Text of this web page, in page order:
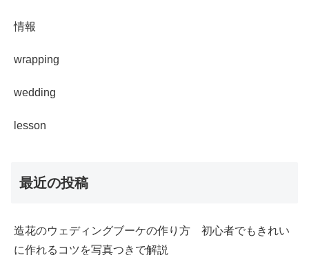
情報
wrapping
wedding
lesson
最近の投稿
造花のウェディングブーケの作り方 初心者でもきれい
に作れるコツを写真つきで解説